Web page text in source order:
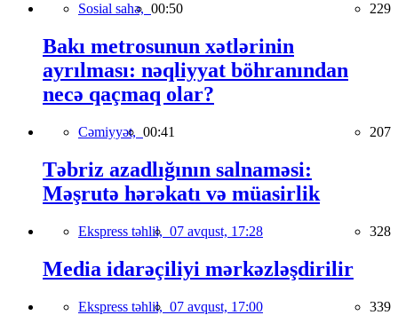
Sosial sahə, 00:50 229
Bakı metrosunun xətlərinin
ayrılması: nəqliyyat böhranından
necə qaçmaq olar?
Cəmiyyət, 00:41 207
Təbriz azadlığının salnaməsi:
Məşrutə hərəkatı və müasirlik
Ekspress təhlil, 07 avqust, 17:28 328
Media idarəçiliyi mərkəzləşdirilir
Ekspress təhlil, 07 avqust, 17:00 339